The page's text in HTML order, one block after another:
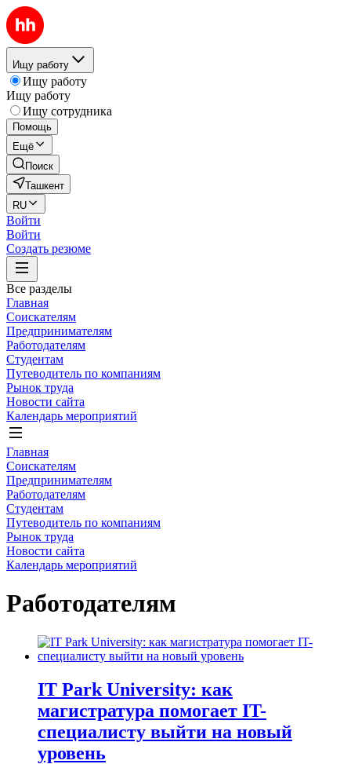
Ищу работу
Ищу работу
Ищу работу
Ищу сотрудника
Помощь
Ещё
Поиск
Ташкент
RU
Войти
Войти
Создать резюме
Все разделы
Главная
Соискателям
Предпринимателям
Работодателям
Студентам
Путеводитель по компаниям
Рынок труда
Новости сайта
Календарь мероприятий
Главная
Соискателям
Предпринимателям
Работодателям
Студентам
Путеводитель по компаниям
Рынок труда
Новости сайта
Календарь мероприятий
Работодателям
IT Park University: как
магистратура помогает IT-
специалисту выйти на новый
уровень